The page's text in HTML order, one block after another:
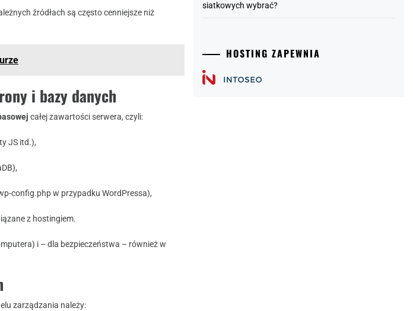
źródłach są często cenniejsze niż
i bazy danych
całej zawartości serwera, czyli:
JS itd.),
config.php w przypadku WordPressa),
z hostingiem.
i – dla bezpieczeństwa – również w
zarządzania należy:
siatkowych wybrać?
HOSTING ZAPEWNIA